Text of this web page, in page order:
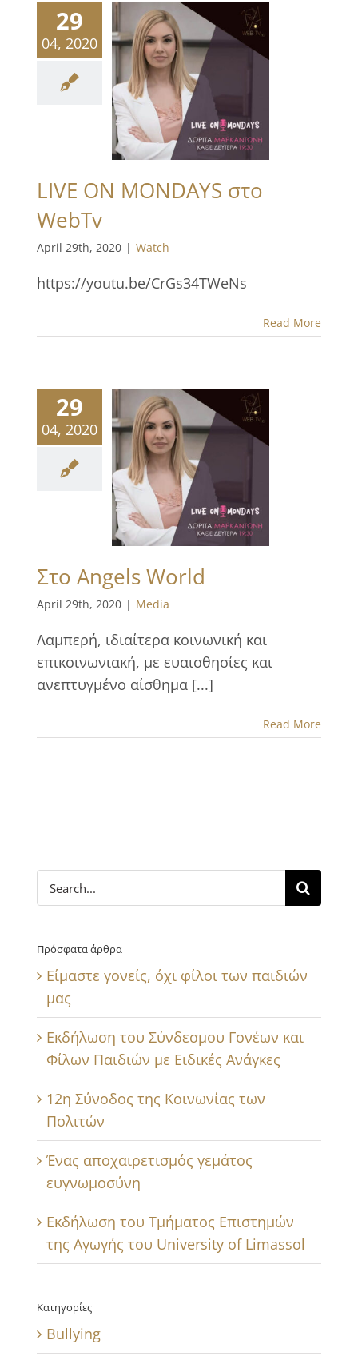
29
04, 2020
LIVE ON MONDAYS στο
WebTv
April 29th, 2020 | Watch
https://youtu.be/CrGs34TWeNs
Read More
29
04, 2020
Στο Angels World
April 29th, 2020 | Media
Λαμπερή, ιδιαίτερα κοινωνική και
επικοινωνιακή, με ευαισθησίες και
ανεπτυγμένο αίσθημα [...]
Read More
Search
for:
Πρόσφατα άρθρα
Είμαστε γονείς, όχι φίλοι των παιδιών
μας
Εκδήλωση του Σύνδεσμου Γονέων και
Φίλων Παιδιών με Ειδικές Ανάγκες
12η Σύνοδος της Κοινωνίας των
Πολιτών
Ένας αποχαιρετισμός γεμάτος
ευγνωμοσύνη
Εκδήλωση του Τμήματος Επιστημών
της Αγωγής του University of Limassol
Κατηγορίες
Bullying